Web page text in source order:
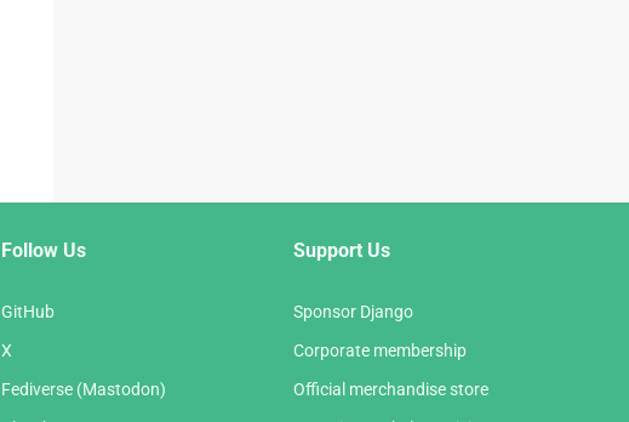
Follow Us
GitHub
X
Fediverse (Mastodon)
Support Us
Sponsor Django
Corporate membership
Official merchandise store